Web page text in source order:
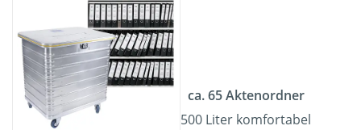
ca. 65 Aktenordner
500 Liter komfortabel